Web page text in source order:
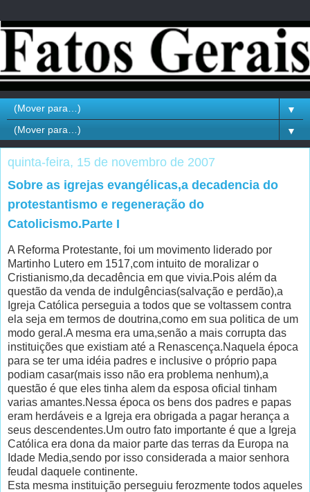
▼
▼
quinta-feira, 15 de novembro de 2007
Sobre as igrejas evangélicas,a decadencia do
protestantismo e regeneração do
Catolicismo.Parte I
A Reforma Protestante, foi um movimento liderado por
Martinho Lutero em 1517,com intuito de moralizar o
Cristianismo,da decadência em que vivia.Pois além da
questão da venda de indulgências(salvação e perdão),a
Igreja Católica perseguia a todos que se voltassem contra
ela seja em termos de doutrina,como em sua politica de um
modo geral.A mesma era uma,senão a mais corrupta das
instituições que existiam até a Renascença.Naquela época
para se ter uma idéia padres e inclusive o próprio papa
podiam casar(mais isso não era problema nenhum),a
questão é que eles tinha alem da esposa oficial tinham
varias amantes.Nessa época os bens dos padres e papas
eram herdáveis e a Igreja era obrigada a pagar herança a
seus descendentes.Um outro fato importante é que a Igreja
Católica era dona da maior parte das terras da Europa na
Idade Media,sendo por isso considerada a maior senhora
feudal daquele continente.
Esta mesma instituição perseguiu ferozmente todos aqueles